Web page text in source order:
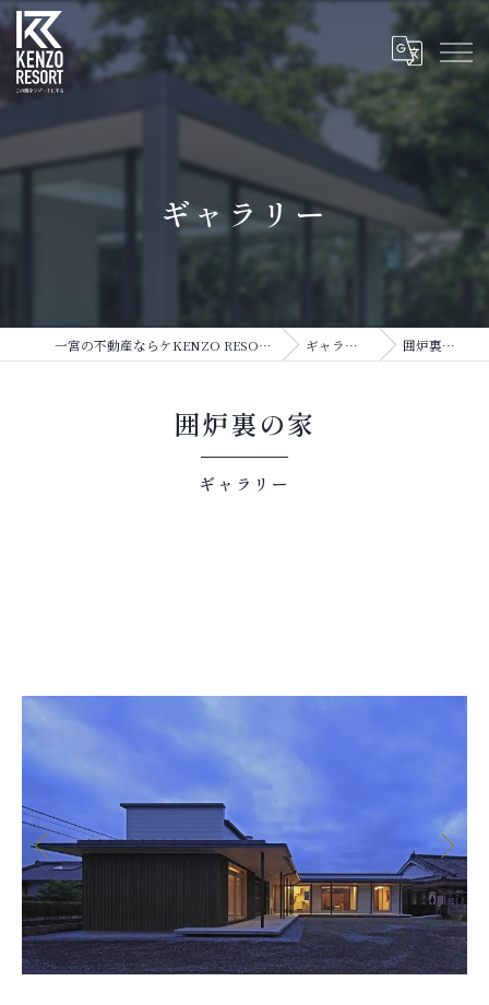
ギャラリー
一宮の不動産ならケKENZO RESORT ギャラリー 囲炉裏の家
ギャラリー
囲炉裏の家